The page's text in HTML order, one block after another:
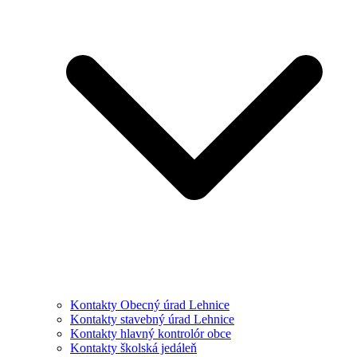
Kontakty Obecný úrad Lehnice
Kontakty stavebný úrad Lehnice
Kontakty hlavný kontrolór obce
Kontakty školská jedáleň